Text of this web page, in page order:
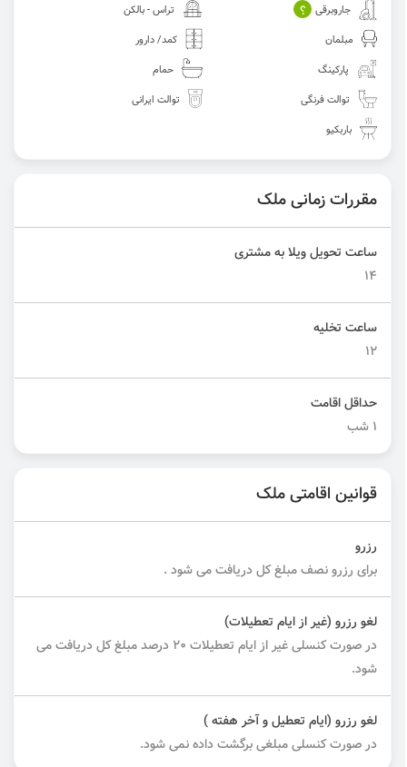
جاروبرقی ؟
تراس - بالکن
مبلمان
کمد/ دارور
پارکینگ
حمام
توالت فرنگی
توالت ایرانی
باربکیو
مقررات زمانی ملک
ساعت تحویل ویلا به مشتری
14
ساعت تخلیه
12
حداقل اقامت
1 شب
قوانین اقامتی ملک
رزرو
برای رزرو نصف مبلغ کل دریافت می شود .
لغو رزرو (غیر از ایام تعطیلات)
در صورت کنسلی غیر از ایام تعطیلات ۲۰ درصد مبلغ کل دریافت می
شود.
لغو رزرو (ایام تعطیل و آخر هفته )
در صورت کنسلی مبلغی برگشت داده نمی شود.